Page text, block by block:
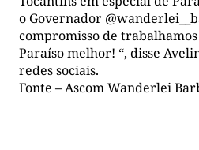
o Governador
compromisso de
Paraíso melhor! “, disse
redes sociais.
Fonte – Ascom Wanderlei